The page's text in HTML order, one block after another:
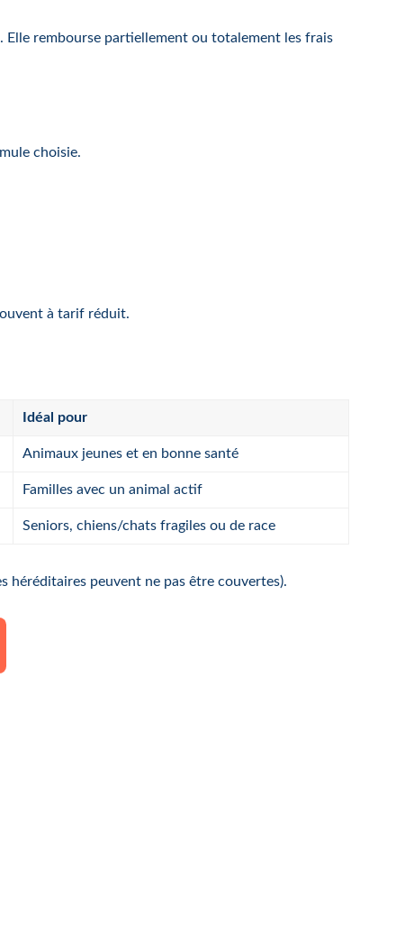
Elle rembourse partiellement ou totalement les frais
choisie.
à tarif réduit.
Idéal pour
Animaux jeunes et en bonne santé
Familles avec un animal actif
Seniors, chiens/chats fragiles ou de race
héréditaires peuvent ne pas être couvertes).